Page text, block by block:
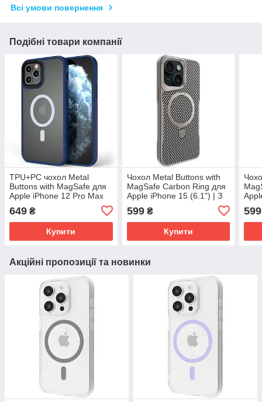
Всі умови повернення
Подібні товари компанії
TPU+PC чохол Metal
Buttons with MagSafe для
Apple iPhone 12 Pro Max
649 ₴
Купити
Чохол Metal Buttons with
MagSafe Carbon Ring для
Apple iPhone 15 (6.1") | З
кільцем-підставкою Сірий
599₴
Купити
599
Акційні пропозиції та новинки